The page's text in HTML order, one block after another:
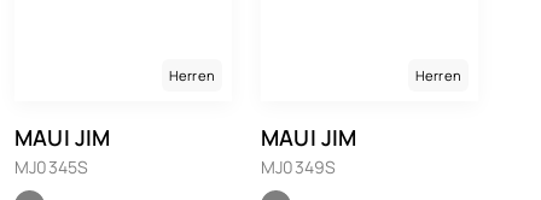
Herren
MAUI JIM
MJ0345S
Herren
MAUI JIM
MJ0349S